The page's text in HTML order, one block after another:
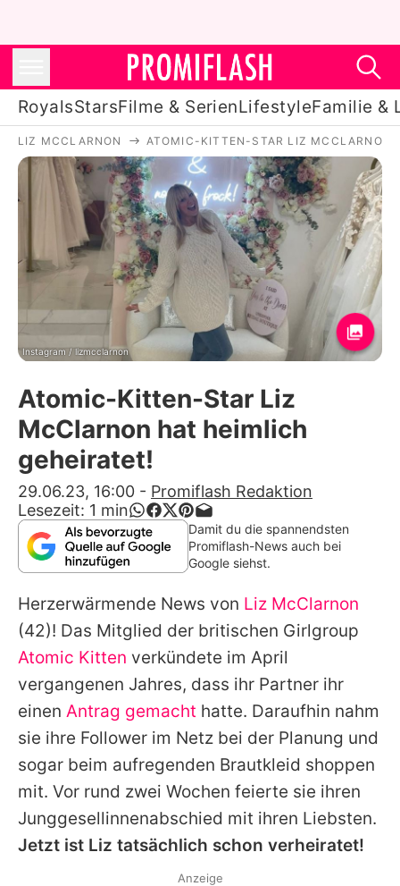
RoyalsStarsFilme & SerienLifestyleFamilie &
Royals
Stars
Filme & Serien
Lifestyle
Familie & Liebe
Promiflash Exklusiv
Alle Themen auf Promiflash
App runterladen
Team
Redaktionelle Richtlinien
Impressum
Datenschutzerklärung
Nutzungsbedingungen
Utiq verwalten
LIZ MCCLARNON ATOMIC-KITTEN-STAR LIZ MCCLARNON
Instagram / lizmcclarnon
Atomic-Kitten-Star Liz
McClarnon hat heimlich
geheiratet!
29.06.23, 16:00 - Promiflash Redaktion
Lesezeit: 1 min
Damit du die spannendsten
Promiflash-News auch bei
Google siehst.
Herzerwärmende News von Liz McClarnon
(42)! Das Mitglied der britischen Girlgroup
Atomic Kitten verkündete im April
vergangenen Jahres, dass ihr Partner ihr
einen Antrag gemacht hatte. Daraufhin nahm
sie ihre Follower im Netz bei der Planung und
sogar beim aufregenden Brautkleid shoppen
mit. Vor rund zwei Wochen feierte sie ihren
Junggesellinnenabschied mit ihren Liebsten.
Jetzt ist Liz tatsächlich schon verheiratet!
Anzeige